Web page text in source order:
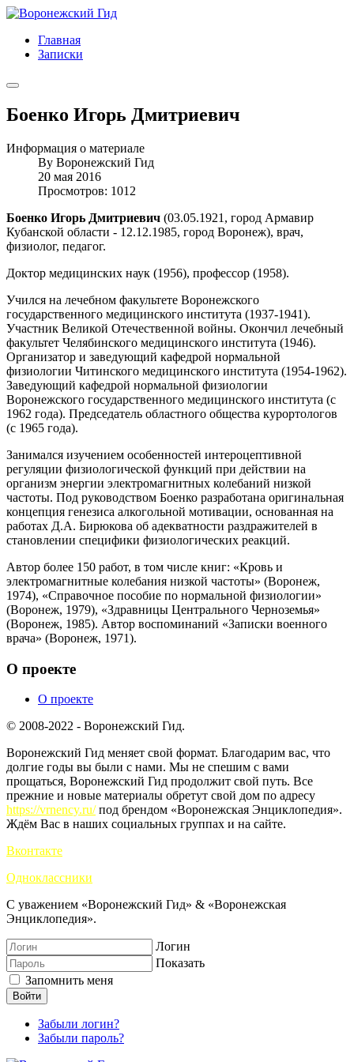
Главная
Записки
Боенко Игорь Дмитриевич
Информация о материале
By Воронежский Гид
20 мая 2016
Просмотров: 1012
Боенко Игорь Дмитриевич (03.05.1921, город Армавир
Кубанской области - 12.12.1985, город Воронеж), врач,
физиолог, педагог.
Доктор медицинских наук (1956), профессор (1958).
Учился на лечебном факультете Воронежского
государственного медицинского института (1937-1941).
Участник Великой Отечественной войны. Окончил лечебный
факультет Челябинского медицинского института (1946).
Организатор и заведующий кафедрой нормальной
физиологии Читинского медицинского института (1954-1962).
Заведующий кафедрой нормальной физиологии
Воронежского государственного медицинского института (с
1962 года). Председатель областного общества курортологов
(с 1965 года).
Занимался изучением особенностей интероцептивной
регуляции физиологической функций при действии на
организм энергии электромагнитных колебаний низкой
частоты. Под руководством Боенко разработана оригинальная
концепция генезиса алкогольной мотивации, основанная на
работах Д.А. Бирюкова об адекватности раздражителей в
становлении специфики физиологических реакций.
Автор более 150 работ, в том числе книг: «Кровь и
электромагнитные колебания низкой частоты» (Воронеж,
1974), «Справочное пособие по нормальной физиологии»
(Воронеж, 1979), «Здравницы Центрального Черноземья»
(Воронеж, 1985). Автор воспоминаний «Записки военного
врача» (Воронеж, 1971).
О проекте
О проекте
© 2008-2022 - Воронежский Гид.
Воронежский Гид меняет свой формат. Благодарим вас, что
долгие годы вы были с нами. Мы не спешим с вами
прощаться, Воронежский Гид продолжит свой путь. Все
прежние и новые материалы обретут свой дом по адресу
https://vrnency.ru/под брендом «Воронежская Энциклопедия».
Ждём Вас в наших социальных группах и на сайте.
Вконтакте
Одноклассники
С уважением «Воронежский Гид» & «Воронежская
Энциклопедия».
Логин
Показать
Запомнить меня
Войти
Забыли логин?
Забыли пароль?